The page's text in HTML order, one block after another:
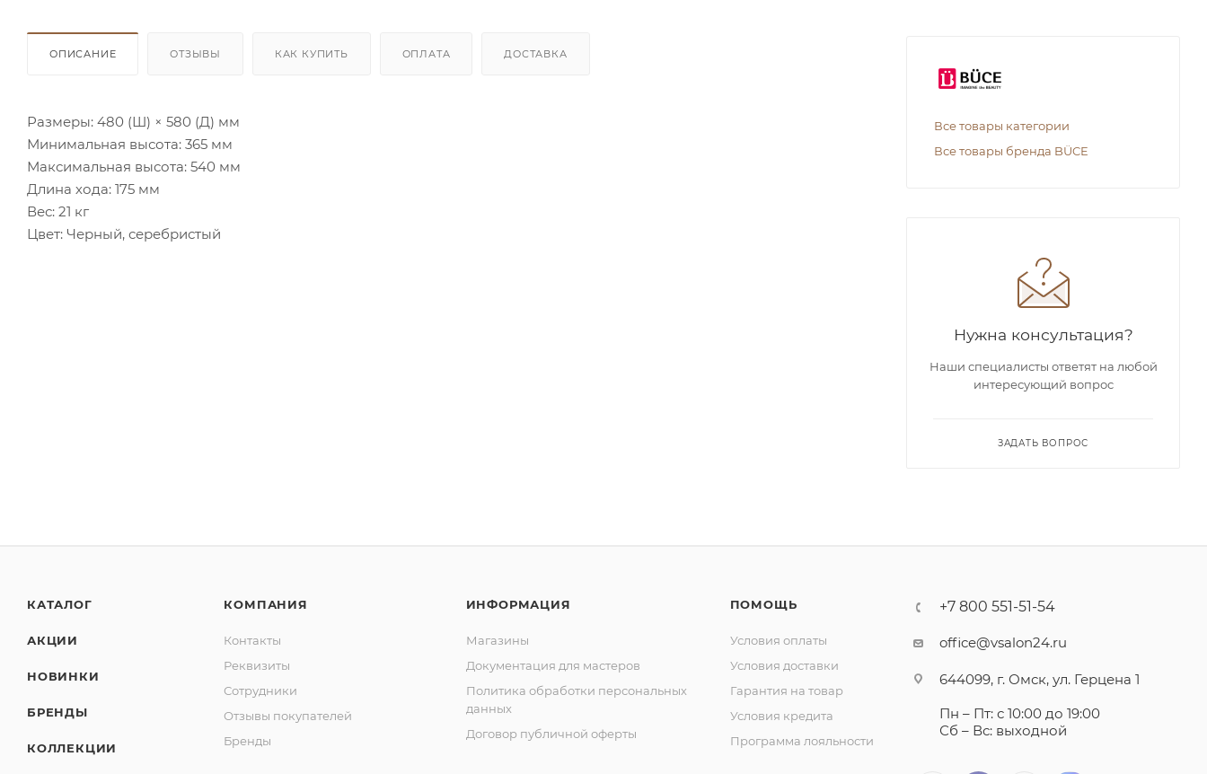
ОПИСАНИЕ ОТЗЫВЫ КАК КУПИТЬ ОПЛАТА ДОСТАВКА
Размеры: 480 (Ш) × 580 (Д) мм
Минимальная высота: 365 мм
Максимальная высота: 540 мм
Длина хода: 175 мм
Вес: 21 кг
Цвет: Черный, серебристый
Все товары категории
Все товары бренда BÜCE
Нужна консультация?
Наши специалисты ответят на любой
интересующий вопрос
ЗАДАТЬ ВОПРОС
КАТАЛОГ
АКЦИИ
НОВИНКИ
БРЕНДЫ
КОЛЛЕКЦИИ
КОМПАНИЯ
Контакты
Реквизиты
Сотрудники
Отзывы покупателей
Бренды
ИНФОРМАЦИЯ
Магазины
Документация для мастеров
Политика обработки персональных
данных
Договор публичной оферты
ПОМОЩЬ
Условия оплаты
Условия доставки
Гарантия на товар
Условия кредита
Программа лояльности
+7 800 551-51-54
office@vsalon24.ru
644099, г. Омск, ул. Герцена 1
Пн – Пт: с 10:00 до 19:00
Сб – Вс: выходной